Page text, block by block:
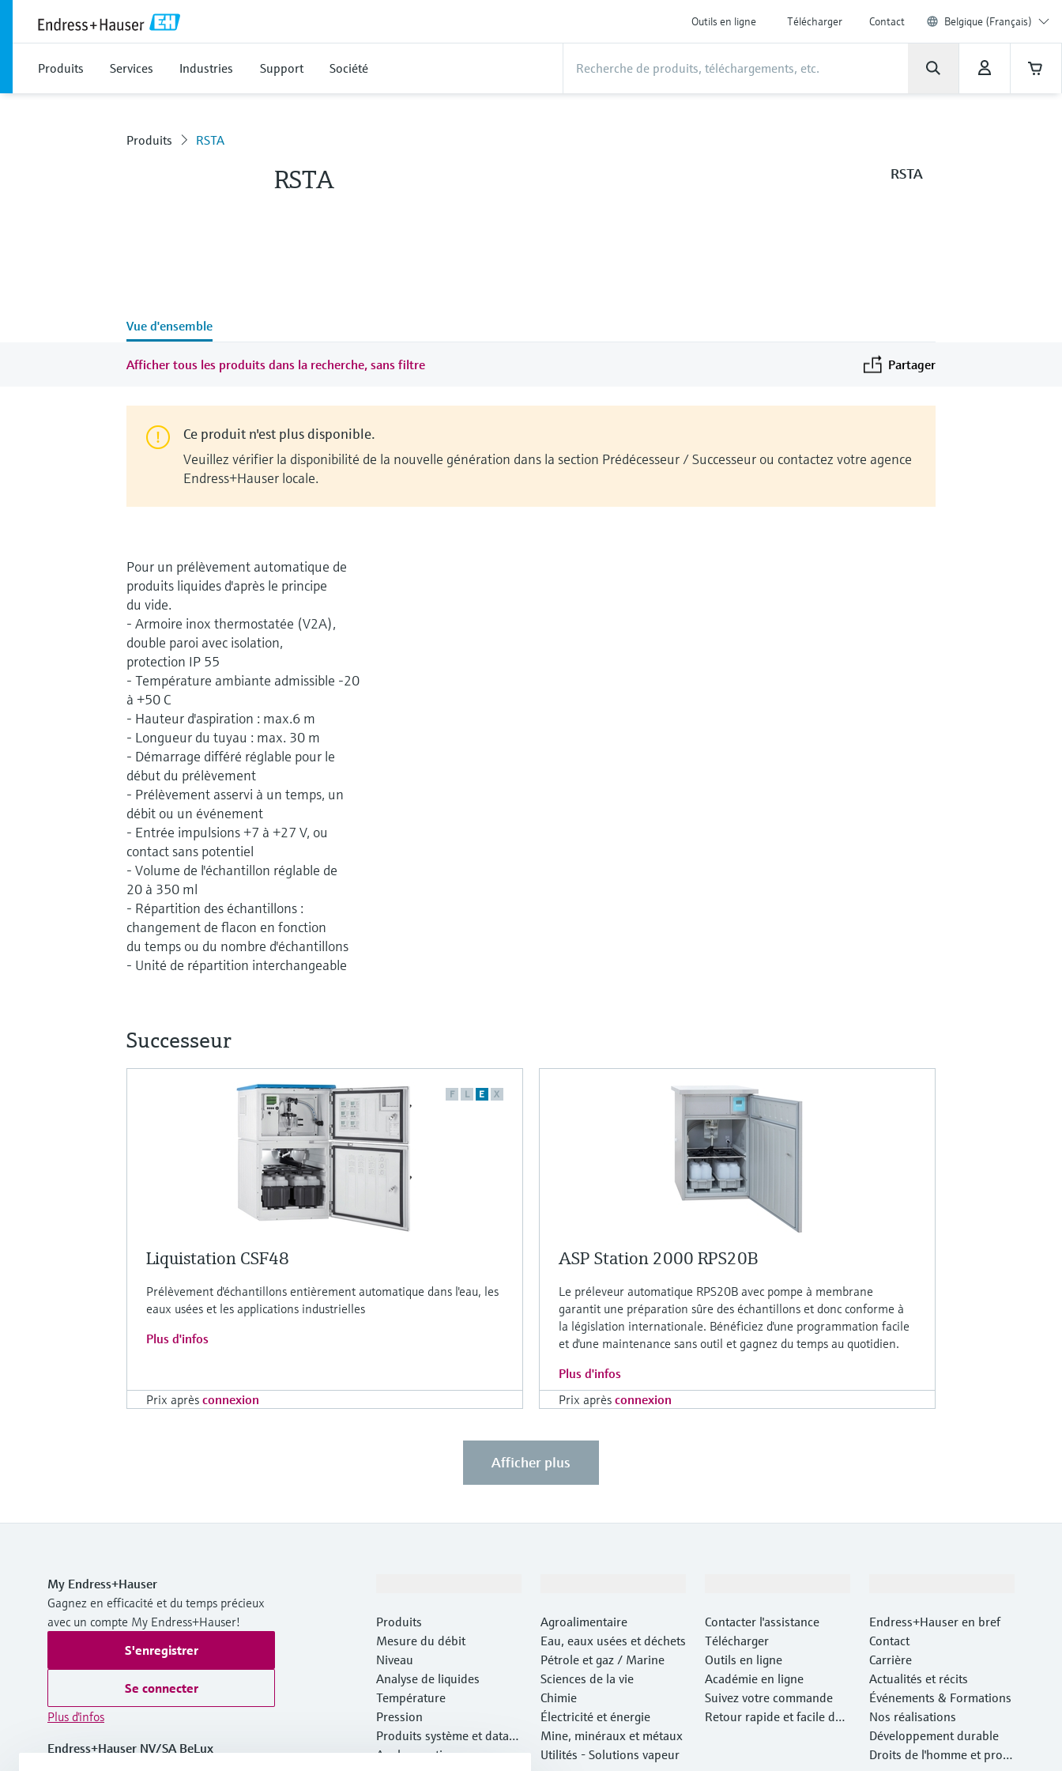
Outils en ligne Télécharger Contact Belgique (Français)
Produits Services Industries Support Société
Produits RSTA
RSTA RSTA
Vue d'ensemble
Afficher tous les produits dans la recherche, sans filtre Partager
Ce produit n'est plus disponible.
Veuillez vérifier la disponibilité de la nouvelle génération dans la section Prédécesseur / Successeur ou contactez votre agence
Endress+Hauser locale.
Pour un prélèvement automatique de
produits liquides d'après le principe
du vide.
- Armoire inox thermostatée (V2A),
double paroi avec isolation,
protection IP 55
- Température ambiante admissible -20
à +50 C
- Hauteur d'aspiration : max.6 m
- Longueur du tuyau : max. 30 m
- Démarrage différé réglable pour le
début du prélèvement
- Prélèvement asservi à un temps, un
débit ou un événement
- Entrée impulsions +7 à +27 V, ou
contact sans potentiel
- Volume de l'échantillon réglable de
20 à 350 ml
- Répartition des échantillons :
changement de flacon en fonction
du temps ou du nombre d'échantillons
- Unité de répartition interchangeable
Successeur
F L E X
Liquistation CSF48
Prélèvement d'échantillons entièrement automatique dans l'eau, les
eaux usées et les applications industrielles
Plus d'infos
Prix après connexion
ASP Station 2000 RPS20B
Le préleveur automatique RPS20B avec pompe à membrane
garantit une préparation sûre des échantillons et donc conforme à
la législation internationale. Bénéficiez d'une programmation facile
et d'une maintenance sans outil et gagnez du temps au quotidien.
Plus d'infos
Prix après connexion
Afficher plus
My Endress+Hauser
Gagnez en efficacité et du temps précieux
avec un compte My Endress+Hauser!
S'enregistrer
Se connecter
Plus d'infos
Endress+Hauser NV/SA BeLux
Produits
Mesure du débit
Niveau
Analyse de liquides
Température
Pression
Produits système et data
managers
Analyse optique
Agroalimentaire
Eau, eaux usées et déchets
Pétrole et gaz / Marine
Sciences de la vie
Chimie
Électricité et énergie
Mine, minéraux et métaux
Utilités - Solutions vapeur
Contacter l'assistance
Télécharger
Outils en ligne
Académie en ligne
Suivez votre commande
Retour rapide et facile des
Endress+Hauser en bref
Contact
Carrière
Actualités et récits
Événements & Formations
Nos réalisations
Développement durable
Droits de l'homme et prote